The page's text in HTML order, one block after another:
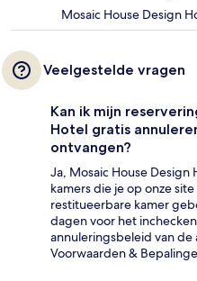
Mosaic House Design
Veelgestelde vragen
Kan ik mijn
Hotel gratis
ontvangen?
Ja, Mosaic House
kamers die je op onze
restitueerbare kamer
dagen voor het
annuleringsbeleid van
Voorwaarden &